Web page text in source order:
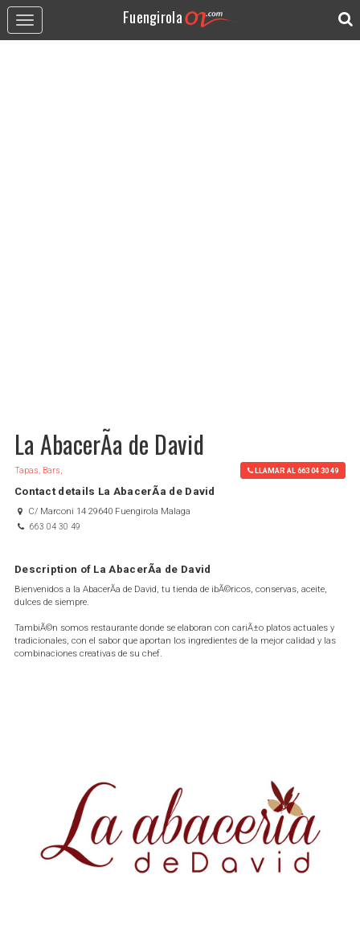
Toggle
navigation
Fuengirola
La AbacerÃ­a de David
Tapas, Bars, LLAMAR AL 663 04 30 49
Contact details La AbacerÃ­a de David
C/ Marconi 14 29640 Fuengirola Malaga
663 04 30 49
Description of La AbacerÃ­a de David
Bienvenidos a la AbacerÃ­a de David, tu tienda de ibÃ©ricos, conservas, aceite,
dulces de siempre.
TambiÃ©n somos restaurante donde se elaboran con cariÃ±o platos actuales y
tradicionales, con el sabor que aportan los ingredientes de la mejor calidad y las
combinaciones creativas de su chef.